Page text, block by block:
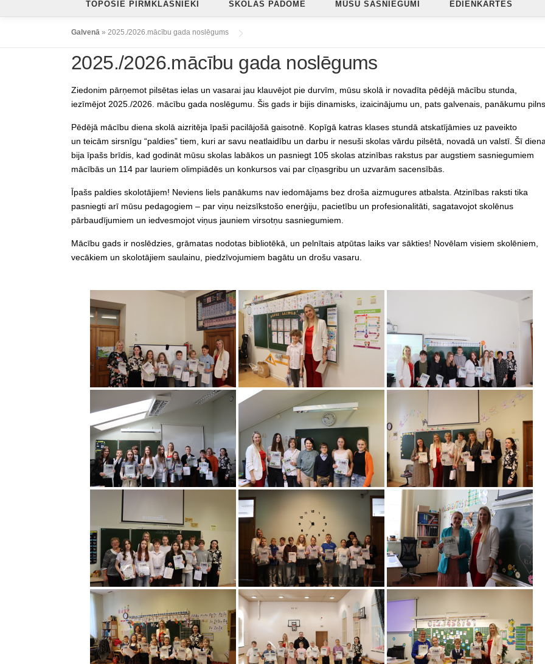
TOPOŠIE PIRMKLASNIEKI SKOLAS PADOME MŪSU SASNIEGUMI ĒDIENKARTES
Galvenā » 2025./2026.mācību gada noslēgums
2025./2026.mācību gada noslēgums
Ziedonim pārņemot pilsētas ielas un vasarai jau klauvējot pie durvīm, mūsu skolā ir novadīta pēdējā mācību stunda,
iezīmējot 2025./2026. mācību gada noslēgumu. Šis gads ir bijis dinamisks, izaicinājumu un, pats galvenais, panākumu
Pēdējā mācību diena skolā aizritēja īpaši pacilājošā gaisotnē. Kopīgā katras klases stundā atskatījāmies uz paveikto
un teicām sirsnīgu “paldies” tiem, kuri ar savu neatlaidību un darbu ir nesuši skolas vārdu pilsētā, novadā un valstī. Šī
bija īpašs brīdis, kad godināt mūsu skolas labākos un pasniegt 105 skolas atzinības rakstus par augstiem sasniegumiem
mācībās un 114 par lauriem olimpiādēs un konkursos vai par cīņasgribu un uzvarām sacensībās.
Īpašs paldies skolotājiem! Neviens liels panākums nav iedomājams bez droša aizmugures atbalsta. Atzinības raksti tika
pasniegti arī mūsu pedagogiem – par viņu neizsīkstošo enerģiju, pacietību un profesionalitāti, sagatavojot skolēnus
pārbaudījumiem un iedvesmojot viņus jauniem virsotņu sasniegumiem.
Mācību gads ir noslēdzies, grāmatas nodotas bibliotēkā, un pelnītais atpūtas laiks var sākties! Novēlam visiem skolēniem,
vecākiem un skolotājiem saulainu, piedzīvojumiem bagātu un drošu vasaru.